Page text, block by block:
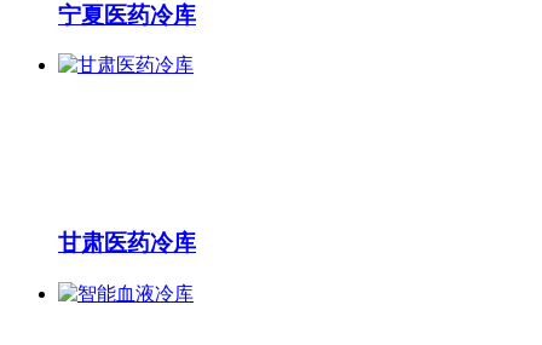
宁夏医药冷库
甘肃医药冷库